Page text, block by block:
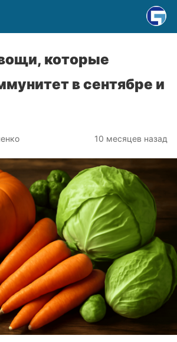
которые
в сентябре и
10 месяцев назад